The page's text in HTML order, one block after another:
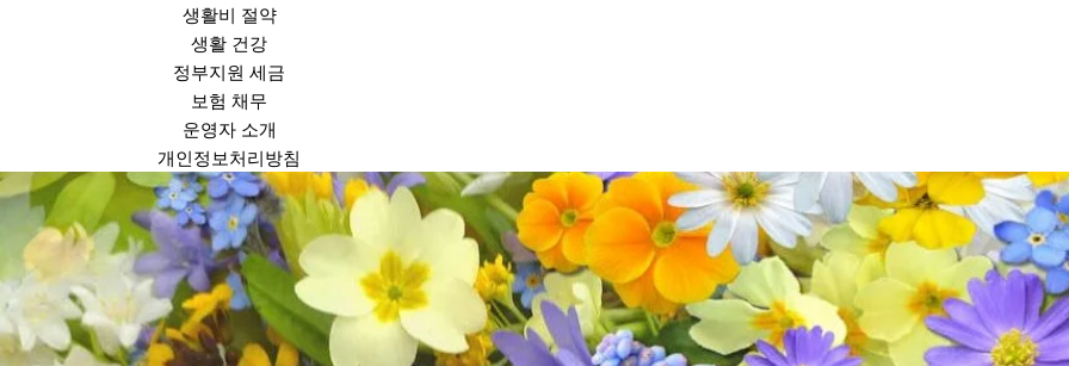
생활비 절약
생활 건강
정부지원 세금
보험 채무
운영자 소개
개인정보처리방침